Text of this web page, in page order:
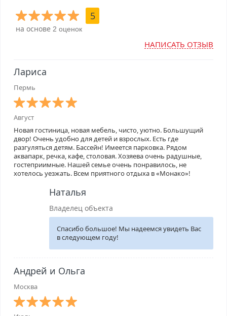
5
на основе 2 оценок
НАПИСАТЬ ОТЗЫВ
Лариса
Пермь
Август
Новая гостиница, новая мебель, чисто, уютно. Большущий
двор! Очень удобно для детей и взрослых. Есть где
разгуляться детям. Бассейн! Имеется парковка. Рядом
аквапарк, речка, кафе, столовая. Хозяева очень радушные,
гостеприимные. Нашей семье очень понравилось, не
хотелось уезжать. Всем приятного отдыха в «Монако»!
Наталья
Владелец объекта
Спасибо большое! Мы надеемся увидеть Вас
в следующем году!
Андрей и Ольга
Москва